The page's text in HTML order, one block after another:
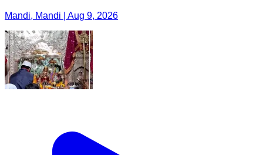
Mandi, Mandi | Aug 9, 2026